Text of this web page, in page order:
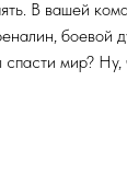
В вашей
боевой
мир? Ну,